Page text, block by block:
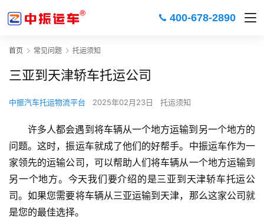
400-678-2890
首页 常见问题 托运须知
三亚到天津轿车托运公司
中振汽车托运物流平台 2025年02月23日 托运须知
许多人都会遇到将车辆从一个地方运输到另一个地方的
问题。这时，振运车就成了他们的好帮手。中振运车作为一
家领先的运输公司，可以帮助人们将车辆从一个地方运输到
另一个地方。今天我们要介绍的是三亚到天津轿车托运公
司。如果您需要将车辆从三亚运输到天津，那么这家公司就
是您的最佳选择。